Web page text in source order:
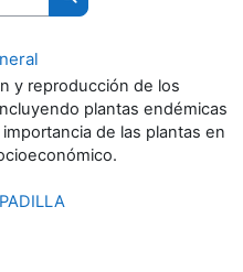
Search courses
y reproducción de los
plantas endémicas
de las plantas en